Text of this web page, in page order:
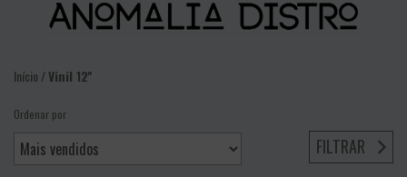
Início /Vinil 12''
Ordenar por
FILTRAR